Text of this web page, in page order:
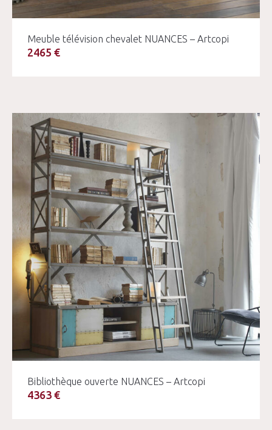
Meuble télévision chevalet NUANCES – Artcopi
2465 €
Bibliothèque ouverte NUANCES – Artcopi
4363 €